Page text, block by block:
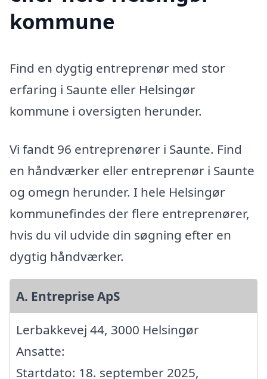
kommune
Find en dygtig entreprenør med stor
erfaring i Saunte eller Helsingør
kommune i oversigten herunder.
Vi fandt 96 entreprenører i Saunte. Find
en håndværker eller entreprenør i Saunte
og omegn herunder. I hele Helsingør
kommunefindes der flere entreprenører,
hvis du vil udvide din søgning efter en
dygtig håndværker.
A. Entreprise ApS
Lerbakkevej 44, 3000 Helsingør
Ansatte:
Startdato: 18. september 2025,